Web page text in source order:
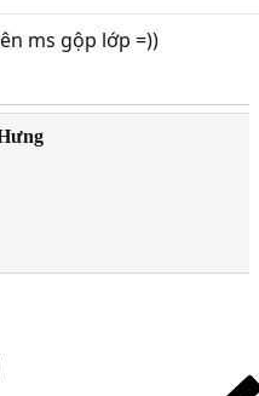
ms gộp lớp =))